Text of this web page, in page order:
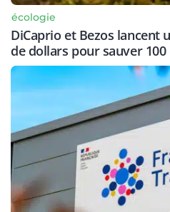
écologie
DiCaprio et Bezos lancent
de dollars pour sauver 100